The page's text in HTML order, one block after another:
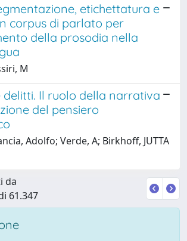
etichettatura e
corpus di parlato per
della prosodia nella
M
delitti. Il ruolo della narrativa
del pensiero
Adolfo; Verde, A; Birkhoff, JUTTA
da
61.347